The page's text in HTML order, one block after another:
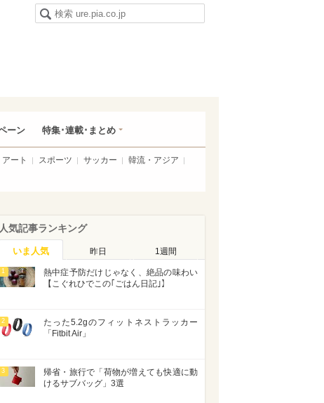
ーン 特集･連載･まとめ
アート スポーツ サッカー
韓流・アジア
人気記事ランキング
いま人気 昨日 1週間
1
熱中症予防だけじゃなく、絶品の味わい
【こぐれひでこの｢ごはん日記｣】
2
たった5.2gのフィットネストラッカー
「Fitbit Air」
3
帰省・旅行で「荷物が増えても快適に動
けるサブバッグ」3選